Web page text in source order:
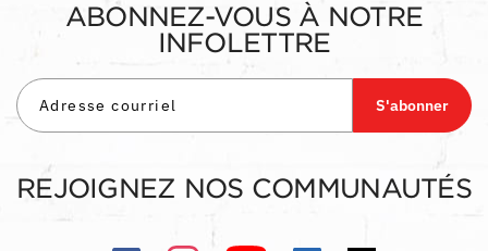
ABONNEZ-VOUS À NOTRE
INFOLETTRE
S'abonner
REJOIGNEZ NOS COMMUNAUTÉS